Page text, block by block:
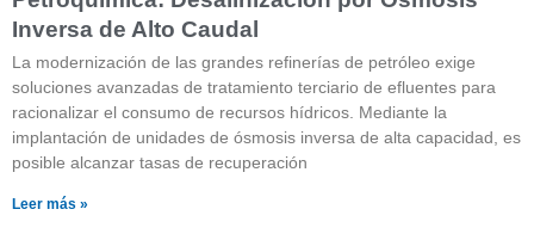
Inversa de Alto Caudal
La modernización de las grandes refinerías de petróleo exige
soluciones avanzadas de tratamiento terciario de efluentes para
racionalizar el consumo de recursos hídricos. Mediante la
implantación de unidades de ósmosis inversa de alta capacidad, es
posible alcanzar tasas de recuperación
Leer más »